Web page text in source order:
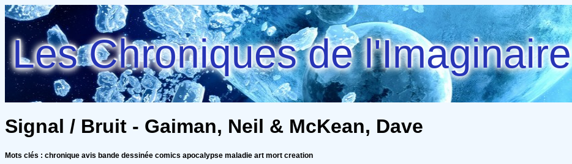
Les Chroniques de l'Imaginaire
Signal / Bruit - Gaiman, Neil & McKean, Dave
Mots clés : chronique avis bande dessinée comics apocalypse maladie art mort creation